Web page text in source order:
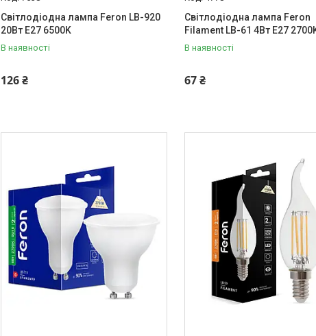
Світлодіодна лампа Feron LB-920
20Вт E27 6500K
В наявності
126 ₴
Світлодіодна лампа Feron
Filament LB-61 4Вт E27
В наявності
67 ₴